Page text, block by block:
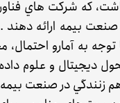
كه شركت هاي
بيمه ارائه
به آمارو احتمال،
ديجيتال و علوم
زنندگي در صنعت